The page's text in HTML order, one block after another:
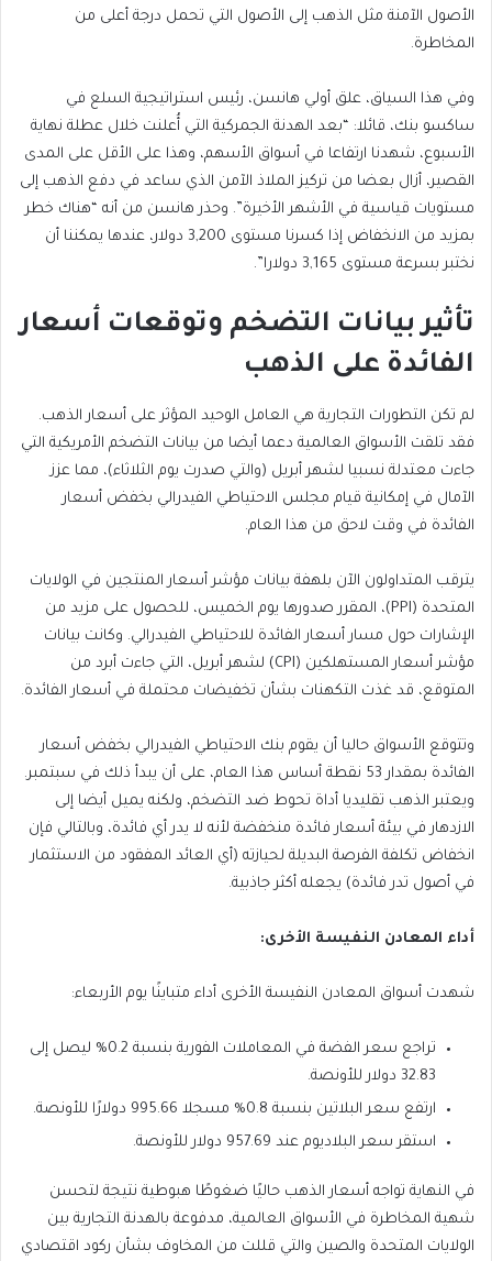
الأصول الآمنة مثل الذهب إلى الأصول التي تحمل درجة أعلى من
المخاطرة.
وفي هذا السياق، علق أولي هانسن، رئيس استراتيجية السلع في
ساكسو بنك، قائلا: “بعد الهدنة الجمركية التي أُعلنت خلال عطلة نهاية
الأسبوع، شهدنا ارتفاعا في أسواق الأسهم، وهذا على الأقل على المدى
القصير، أزال بعضا من تركيز الملاذ الآمن الذي ساعد في دفع الذهب إلى
مستويات قياسية في الأشهر الأخيرة”. وحذر هانسن من أنه “هناك خطر
بمزيد من الانخفاض إذا كسرنا مستوى 3,200 دولار، عندها يمكننا أن
نختبر بسرعة مستوى 3,165 دولارا”.
تأثير بيانات التضخم وتوقعات أسعار
الفائدة على الذهب
لم تكن التطورات التجارية هي العامل الوحيد المؤثر على أسعار الذهب.
فقد تلقت الأسواق العالمية دعما أيضا من بيانات التضخم الأمريكية التي
جاءت معتدلة نسبيا لشهر أبريل (والتي صدرت يوم الثلاثاء)، مما عزز
الآمال في إمكانية قيام مجلس الاحتياطي الفيدرالي بخفض أسعار
الفائدة في وقت لاحق من هذا العام.
يترقب المتداولون الآن بلهفة بيانات مؤشر أسعار المنتجين في الولايات
المتحدة (PPI)، المقرر صدورها يوم الخميس، للحصول على مزيد من
الإشارات حول مسار أسعار الفائدة للاحتياطي الفيدرالي. وكانت بيانات
مؤشر أسعار المستهلكين (CPI) لشهر أبريل، التي جاءت أبرد من
المتوقع، قد غذت التكهنات بشأن تخفيضات محتملة في أسعار الفائدة.
وتتوقع الأسواق حاليا أن يقوم بنك الاحتياطي الفيدرالي بخفض أسعار
الفائدة بمقدار 53 نقطة أساس هذا العام، على أن يبدأ ذلك في سبتمبر.
ويعتبر الذهب تقليديا أداة تحوط ضد التضخم، ولكنه يميل أيضا إلى
الازدهار في بيئة أسعار فائدة منخفضة لأنه لا يدر أي فائدة، وبالتالي فإن
انخفاض تكلفة الفرصة البديلة لحيازته (أي العائد المفقود من الاستثمار
في أصول تدر فائدة) يجعله أكثر جاذبية.
أداء المعادن النفيسة الأخرى:
شهدت أسواق المعادن النفيسة الأخرى أداء متباينًا يوم الأربعاء:
تراجع سعر الفضة في المعاملات الفورية بنسبة 0.2% ليصل إلى
32.83 دولار للأونصة.
ارتفع سعر البلاتين بنسبة 0.8% مسجلا 995.66 دولارًا للأونصة.
استقر سعر البلاديوم عند 957.69 دولار للأونصة.
في النهاية تواجه أسعار الذهب حاليًا ضغوطًا هبوطية نتيجة لتحسن
شهية المخاطرة في الأسواق العالمية، مدفوعة بالهدنة التجارية بين
الولايات المتحدة والصين والتي قللت من المخاوف بشأن ركود اقتصادي